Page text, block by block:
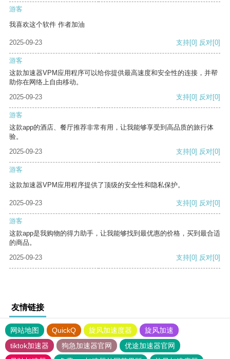
游客
我喜欢这个软件 作者加油
2025-09-23 支持[0] 反对[0]
游客
这款加速器VPM应用程序可以给你提供最高速度和安全性的连接，并帮
助你在网络上自由移动。
2025-09-23
支持[0] 反对[0]
游客
这款app的酒店、餐厅推荐非常有用，让我能够享受到高品质的旅行体
验。
2025-09-23
支持[0] 反对[0]
游客
这款加速器VPM应用程序提供了顶级的安全性和隐私保护。
2025-09-23 支持[0] 反对[0]
游客
这款app是我购物的得力助手，让我能够找到最优惠的价格，买到最合适
的商品。
2025-09-23
支持[0] 反对[0]
友情链接
网站地图 QuickQ 旋风加速度器
旋风加速
tiktok加速器
狗急加速器官网
优途加速器官网